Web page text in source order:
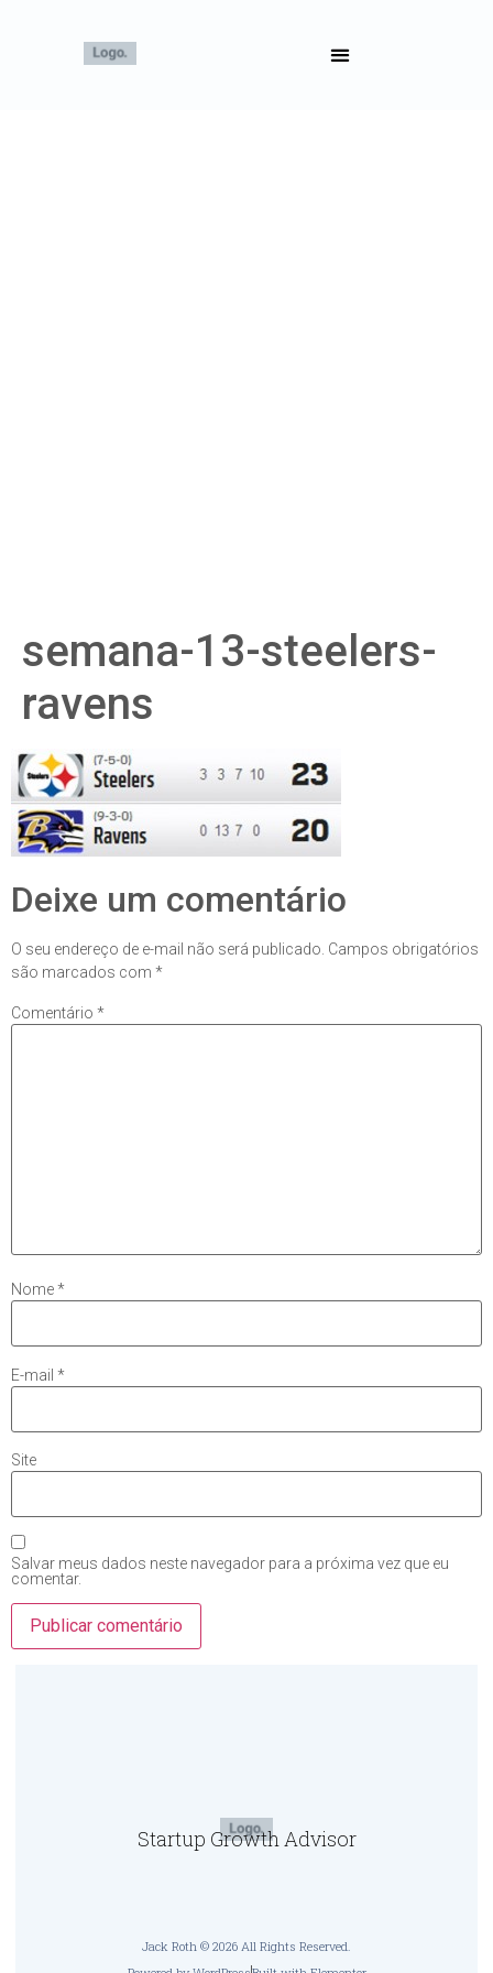
semana-13-steelers-
ravens
Deixe um comentário
O seu endereço de e-mail não será publicado. Campos obrigatórios
são marcados com *
Comentário *
Nome*
E-mail *
Site
Salvar meus dados neste navegador para a próxima vez que eu
comentar.
Startup Growth Advisor
Jack Roth © 2026 All Rights Reserved.